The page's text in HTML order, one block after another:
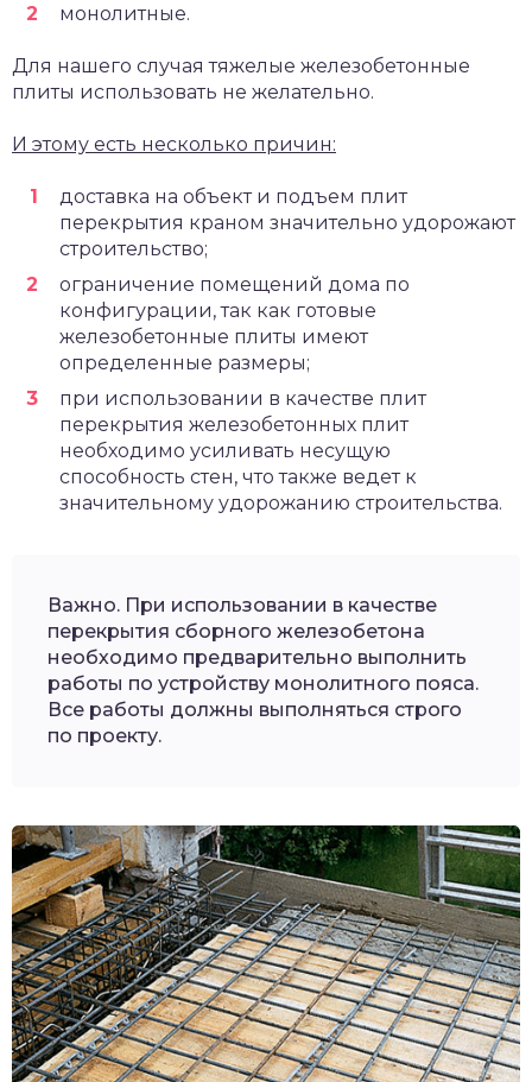
монолитные.
Для нашего случая тяжелые железобетонные
плиты использовать не желательно.
И этому есть несколько причин:
доставка на объект и подъем плит
перекрытия краном значительно удорожают
строительство;
ограничение помещений дома по
конфигурации, так как готовые
железобетонные плиты имеют
определенные размеры;
при использовании в качестве плит
перекрытия железобетонных плит
необходимо усиливать несущую
способность стен, что также ведет к
значительному удорожанию строительства.
Важно. При использовании в качестве
перекрытия сборного железобетона
необходимо предварительно выполнить
работы по устройству монолитного пояса.
Все работы должны выполняться строго
по проекту.